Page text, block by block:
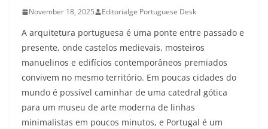
November 18, 2025 Editorialge Portuguese Desk
A arquitetura portuguesa é uma ponte entre passado e
presente, onde castelos medievais, mosteiros
manuelinos e edifícios contemporâneos premiados
convivem no mesmo território. Em poucas cidades do
mundo é possível caminhar de uma catedral gótica
para um museu de arte moderna de linhas
minimalistas em poucos minutos, e Portugal é um